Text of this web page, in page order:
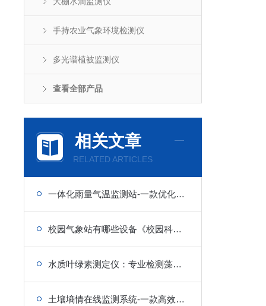
手持农业气象环境检测仪
多光谱植被监测仪
查看全部产品
相关文章
RELATED ARTICLES
一体化雨量气温监测站-一款优化降雨测量的自动雨量监测设备
校园气象站有哪些设备《校园科普》@数据教学
水质叶绿素测定仪：专业检测藻类含量，助力水质生态评估
土壤墒情在线监测系统-一款高效传输的土壤监测设备